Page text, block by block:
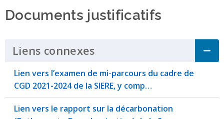
Documents justificatifs
Liens connexes Click to Expand
Lien vers l’examen de mi-parcours du cadre de
CGD 2021-2024 de la SIERE, y comp…
Lien vers le rapport sur la décarbonation